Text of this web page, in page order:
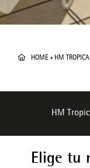
HOME » HM
HM
Elige tu